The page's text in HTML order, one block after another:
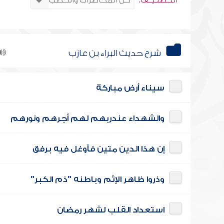
شرح حديث البراء بن عازب
سيناء أرض مباركة
والشهداء عندربهم لهم أجرهم ونورهم
إن هذا الدين متين فأوغل فيه برفق
وذروا ظاهر الإثم وباطنه "ذم الكبر"
استعداد القلب لشهر رمضان